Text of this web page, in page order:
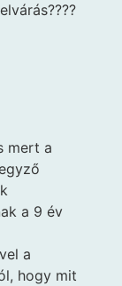
mert a
a 9 év
a
hogy mit